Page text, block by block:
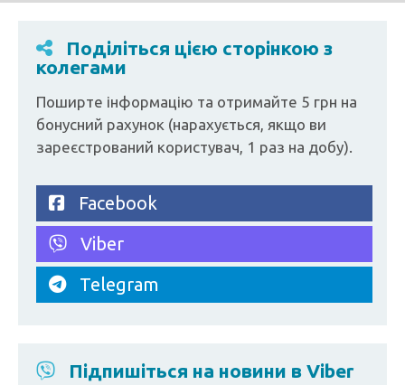
Поділіться цією сторінкою з
колегами
Поширте інформацію та отримайте 5 грн на
бонусний рахунок (нарахується, якщо ви
зареєстрований користувач, 1 раз на добу).
Facebook
Viber
Telegram
Підпишіться на новини в Viber